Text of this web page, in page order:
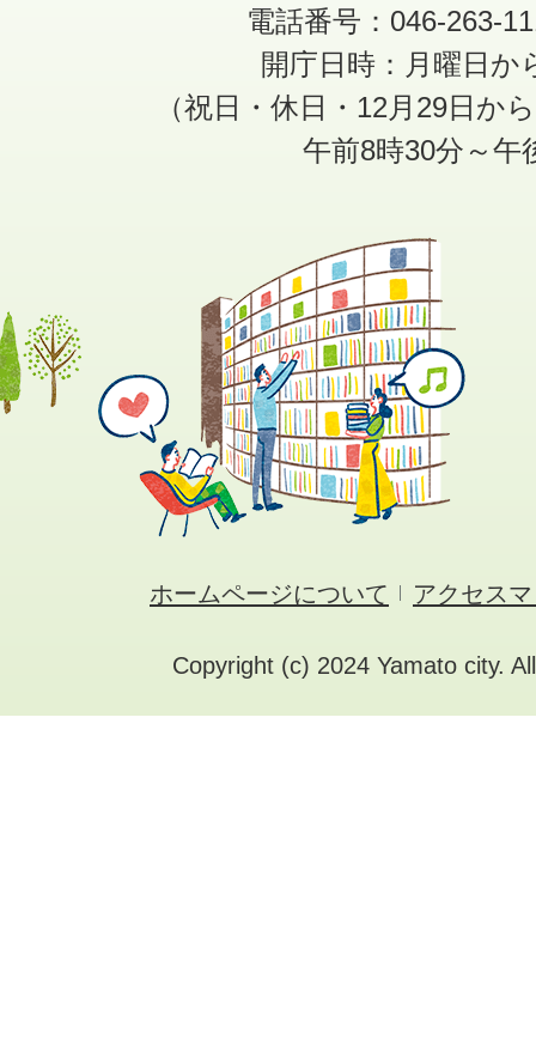
電話番号：046-263-
開庁日時：月曜日か
（祝日・休日・12月29日か
午前8時30分～午
ホームページについて アクセス
Copyright (c) 2024 Yamato city.